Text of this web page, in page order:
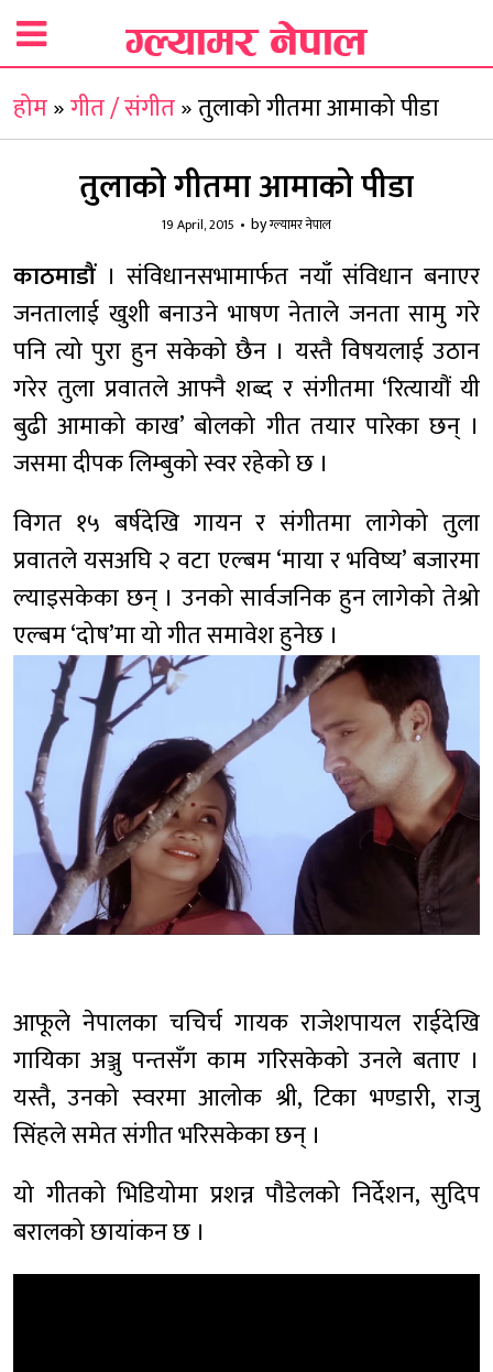
होम»गीत / संगीत»तुलाको गीतमा आमाको पीडा
तुलाको गीतमा आमाको पीडा
19 April, 2015 byग्ल्यामर नेपाल
काठमाडौं। संविधानसभामार्फत नयाँ संविधान बनाएर
जनतालाई खुशी बनाउने भाषण नेताले जनता सामु गरे
पनि त्यो पुरा हुन सकेको छैन । यस्तै विषयलाई उठान
गरेर तुला प्रवातले आफ्नै शब्द र संगीतमा ‘रित्यायौं यी
बुढी आमाको काख’ बोलको गीत तयार पारेका छन् ।
जसमा दीपक लिम्बुको स्वर रहेको छ ।
विगत १५ बर्षदेखि गायन र संगीतमा लागेको तुला
प्रवातले यसअघि २ वटा एल्बम ‘माया र भविष्य’ बजारमा
ल्याइसकेका छन् । उनको सार्वजनिक हुन लागेको तेश्रो
एल्बम ‘दोष’मा यो गीत समावेश हुनेछ ।
आफूले नेपालका चचिर्च गायक राजेशपायल राईदेखि
गायिका अञ्जु पन्तसँग काम गरिसकेको उनले बताए ।
यस्तै, उनको स्वरमा आलोक श्री, टिका भण्डारी, राजु
सिंहले समेत संगीत भरिसकेका छन् ।
यो गीतको भिडियोमा प्रशन्न पौडेलको निर्देशन, सुदिप
बरालको छायांकन छ ।